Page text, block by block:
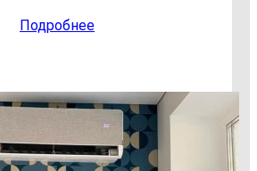
Подробнее